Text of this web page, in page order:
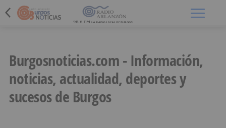
Burgosnoticias.com - Información,
noticias, actualidad, deportes y
sucesos de Burgos